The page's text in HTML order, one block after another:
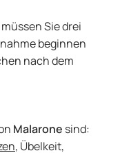
Sie drei
beginnen
nach dem
Malarone sind:
, Übelkeit,